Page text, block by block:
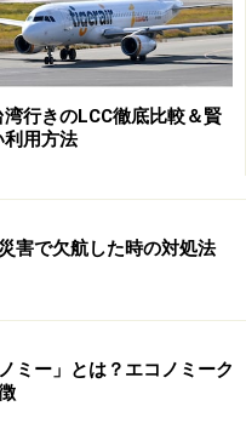
湾行きのLCC徹底比較＆賢
利用方法
害で欠航した時の対処法
ミー」とは？エコノミーク